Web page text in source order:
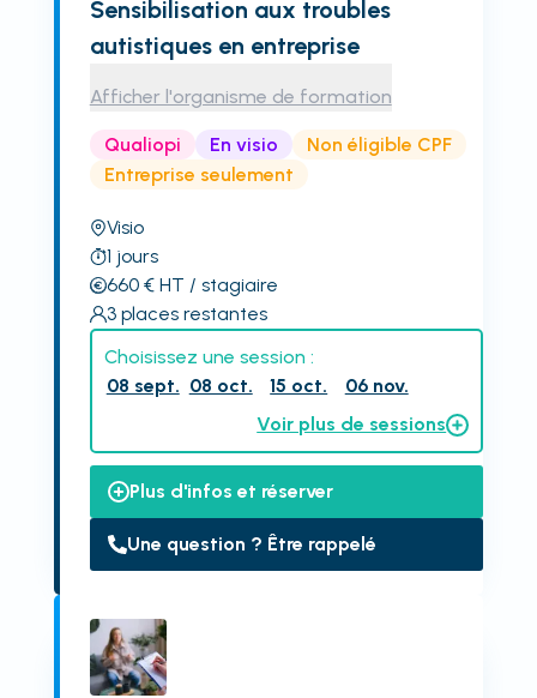
Sensibilisation aux troubles
autistiques en entreprise
Afficher l'organisme de formation
Qualiopi En visio
Non éligible CPF
Entreprise seulement
Visio
1 jours
660€ HT / stagiaire
3 places restantes
Choisissez une session :
08 sept. 08 oct. 15 oct.
06 nov.
Voir plus de sessions
Plus d'infos et réserver
Une question ? Être rappelé